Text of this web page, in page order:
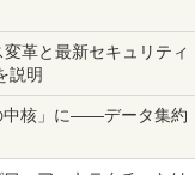
革と最新セキュリティ
説明
中核」に――データ集約